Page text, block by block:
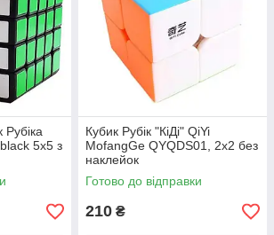
5х5 з
Кубик Рубік "КіДі" QiYi
MofangGe QYQDS01, 2x2 без
наклейок
Готово до відправки
210 ₴